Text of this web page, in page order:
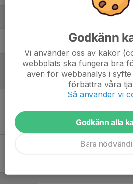
Svante AltåsLagledare
Referat
Inget referat
Godkänn
Vi använder oss av kakor
webbplats ska fungera bra
även för webbanalys i
förbättra våra
Så använder vi
Godkänn alla
Bara